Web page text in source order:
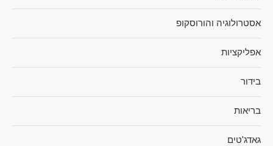
אסטרולוגיה והורוסקופ
אפליקציות
בידור
בריאות
גאדג'טים